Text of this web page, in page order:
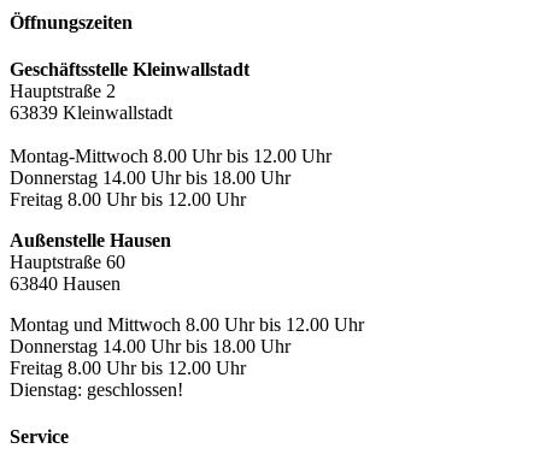
Öffnungszeiten
Geschäftsstelle Kleinwallstadt
Hauptstraße 2
63839 Kleinwallstadt
Montag-Mittwoch 8.00 Uhr bis 12.00 Uhr
Donnerstag 14.00 Uhr bis 18.00 Uhr
Freitag 8.00 Uhr bis 12.00 Uhr
Außenstelle Hausen
Hauptstraße 60
63840 Hausen
Montag und Mittwoch 8.00 Uhr bis 12.00 Uhr
Donnerstag 14.00 Uhr bis 18.00 Uhr
Freitag 8.00 Uhr bis 12.00 Uhr
Dienstag: geschlossen!
Service